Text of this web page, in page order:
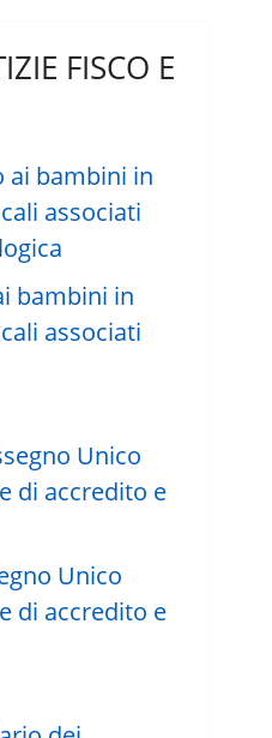
FISCO E
bambini in
associati
Unico
di accredito e